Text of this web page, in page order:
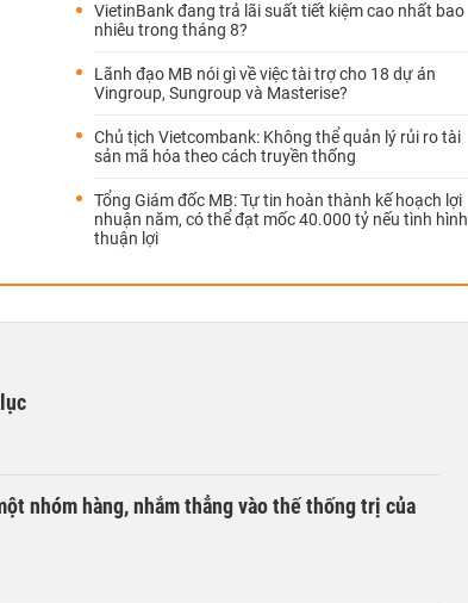
VietinBank đang trả lãi suất tiết kiệm cao nhất bao
nhiêu trong tháng 8?
Lãnh đạo MB nói gì về việc tài trợ cho 18 dự án
Vingroup, Sungroup và Masterise?
Chủ tịch Vietcombank: Không thể quản lý rủi ro tài
sản mã hóa theo cách truyền thống
Tổng Giám đốc MB: Tự tin hoàn thành kế hoạch lợi
nhuận năm, có thể đạt mốc 40.000 tỷ nếu tình hình
thuận lợi
nhóm hàng, nhắm thẳng vào thế thống trị của